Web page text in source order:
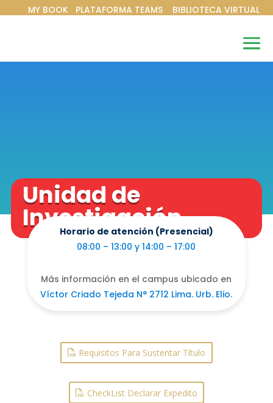
MY BOOK PLATAFORMA TEAMS
BIBLIOTECA VIRTUAL
Unidad de
Investigación
Horario de atención (Presencial)
08:00 – 13:00 y 14:00 – 17:00
Más información en el campus ubicado en
Víctor Criado Tejeda N° 2712 Lima. Urb. Elio.
Requisitos Para Sustentar Título
CheckList Declarar Expedito